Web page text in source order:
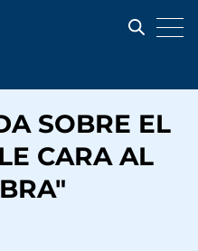
SOBRE EL
CARA AL